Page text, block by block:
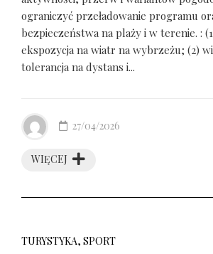
ograniczyć przeładowanie programu
bezpieczeństwa na plaży i w terenie. :
ekspozycja na wiatr na wybrzeżu; (2)
tolerancja na dystans i...
WIĘCEJ
27/04/2026
TURYSTYKA, SPORT